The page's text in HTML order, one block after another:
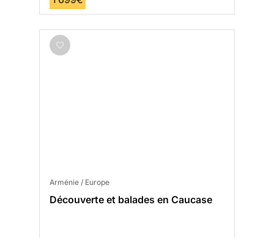
Arménie / Europe
Découverte et balades en Caucase